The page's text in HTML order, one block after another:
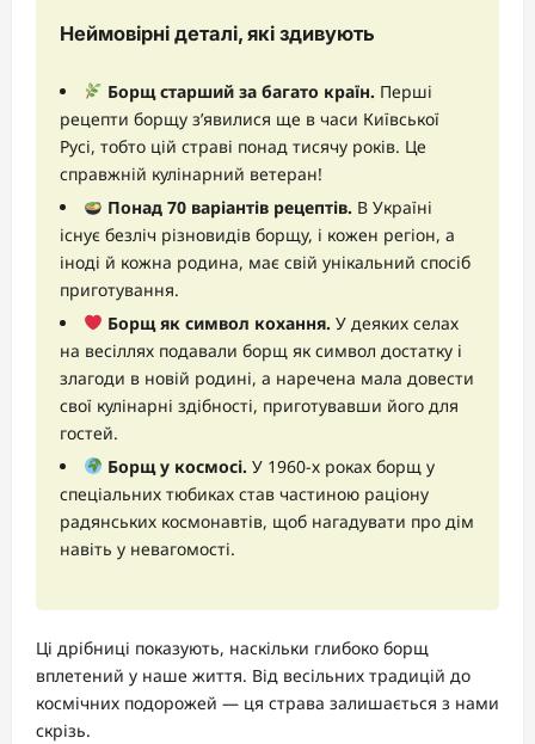
Неймовірні деталі, які здивують
Борщ старший за багато країн. Перші
рецепти борщу з’явилися ще в часи Київської
Русі, тобто цій страві понад тисячу років. Це
справжній кулінарний ветеран!
Понад 70 варіантів рецептів. В Україні
існує безліч різновидів борщу, і кожен регіон, а
іноді й кожна родина, має свій унікальний спосіб
приготування.
Борщ як символ кохання. У деяких селах
на весіллях подавали борщ як символ достатку і
злагоди в новій родині, а наречена мала довести
свої кулінарні здібності, приготувавши його для
гостей.
Борщ у космосі. У 1960-х роках борщ у
спеціальних тюбиках став частиною раціону
радянських космонавтів, щоб нагадувати про дім
навіть у невагомості.
Ці дрібниці показують, наскільки глибоко борщ
вплетений у наше життя. Від весільних традицій до
космічних подорожей — ця страва залишається з нами
скрізь.